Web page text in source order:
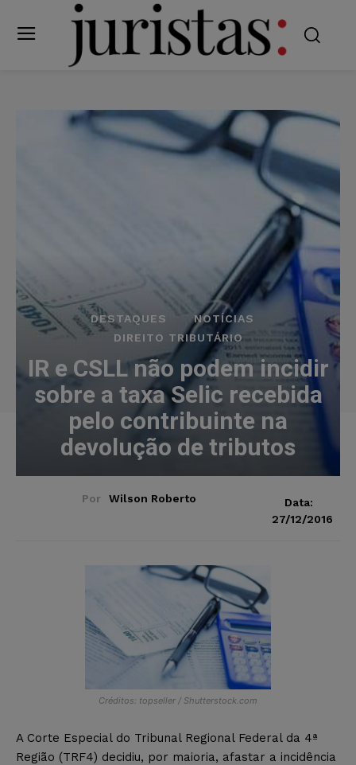
DESTAQUES
NOTÍCIAS
DIREITO TRIBUTÁRIO
IR e CSLL não podem incidir
sobre a taxa Selic recebida
pelo contribuinte na
devolução de tributos
Por Wilson Roberto
Data:
27/12/2016
Créditos: topseller / Shutterstock.com
A Corte Especial do Tribunal Regional Federal da 4ª
Região (TRF4) decidiu, por maioria, afastar a incidência